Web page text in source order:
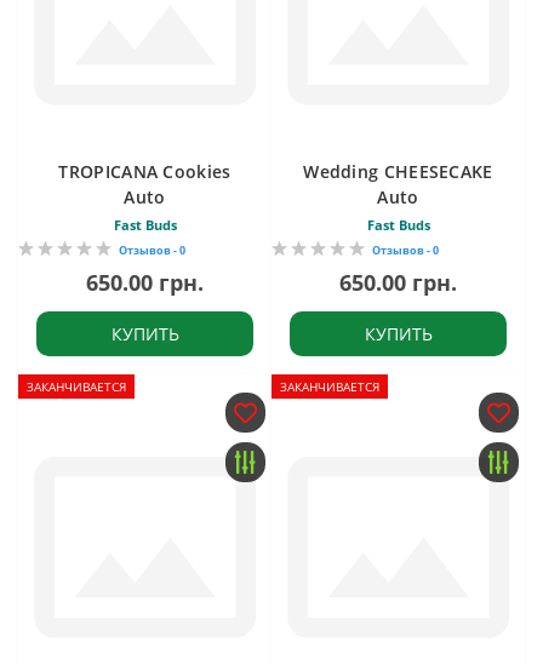
TROPICANA Cookies
Auto
Fast Buds
Отзывов - 0
650.00 грн.
КУПИТЬ
Wedding CHEESECAKE
Auto
Fast Buds
Отзывов - 0
650.00 грн.
КУПИТЬ
ЗАКАНЧИВАЕТСЯ ЗАКАНЧИВАЕТСЯ